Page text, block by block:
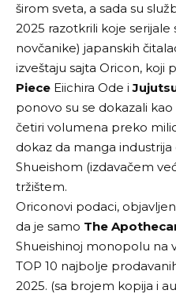
širom sveta, a sada su
2025 razotkrili koje serijale
novčanike) japanskih
izveštaju sajta Oricon, koji
Piece Eiichira Ode i
ponovo su se dokazali
četiri volumena preko
dokaz da manga industrija
Shueishom (izdavačem
tržištem.
Oriconovi podaci,
da je samo The
Shueishinoj monopolu na
TOP 10 najbolje
2025. (sa brojem kopija i